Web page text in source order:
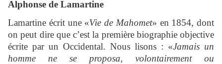
Alphonse de Lamartine
Lamartine écrit une «Vie de Mahomet» en 1854, dont
on peut dire que c’est la première biographie objective
écrite par un Occidental. Nous lisons : «Jamais un
homme ne se proposa, volontairement ou